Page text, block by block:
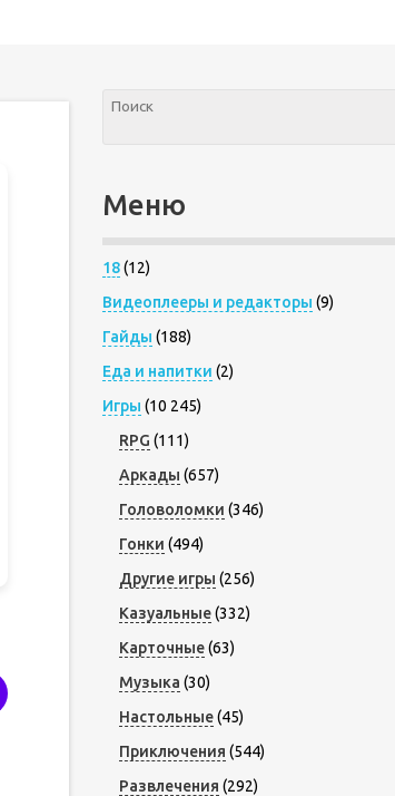
Меню
18(12)
Видеоплееры и редакторы (9)
Гайды (188)
Еда и напитки (2)
Игры (10 245)
RPG (111)
Аркады (657)
Головоломки (346)
Гонки (494)
Другие игры (256)
Казуальные(332)
Карточные(63)
Музыка (30)
Настольные(45)
Приключения (544)
Развлечения (292)